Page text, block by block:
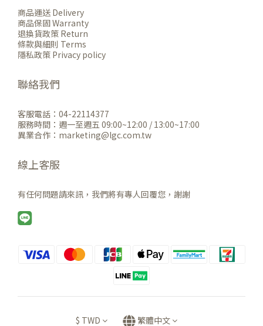
商品運送 Delivery
商品保固 Warranty
退換貨政策 Return
條款與細則 Terms
隱私政策 Privacy policy
聯絡我們
客服電話：04-22114377
服務時間：週一至週五 09:00~12:00 / 13:00~17:00
異業合作：marketing@lgc.com.tw
線上客服
有任何問題請來訊，我們將有專人回覆您，謝謝
$ TWD 繁體中文